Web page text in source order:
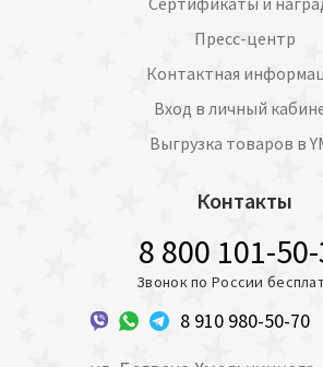
Пресс-центр
Контактная
Вход в личный
Выгрузка товаров в
Контакты
8 800 101-
Звонок по России
8 910 980-50-70